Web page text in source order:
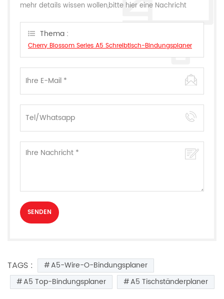
mehr details wissen wollen,bitte hier eine Nachricht
können.Thema :
Cherry Blossom Series A5 Schreibtisch-Bindungsplaner
TAGS :
A5-Wire-O-Bindungsplaner
A5 Top-Bindungsplaner
A5 Tischständerplaner